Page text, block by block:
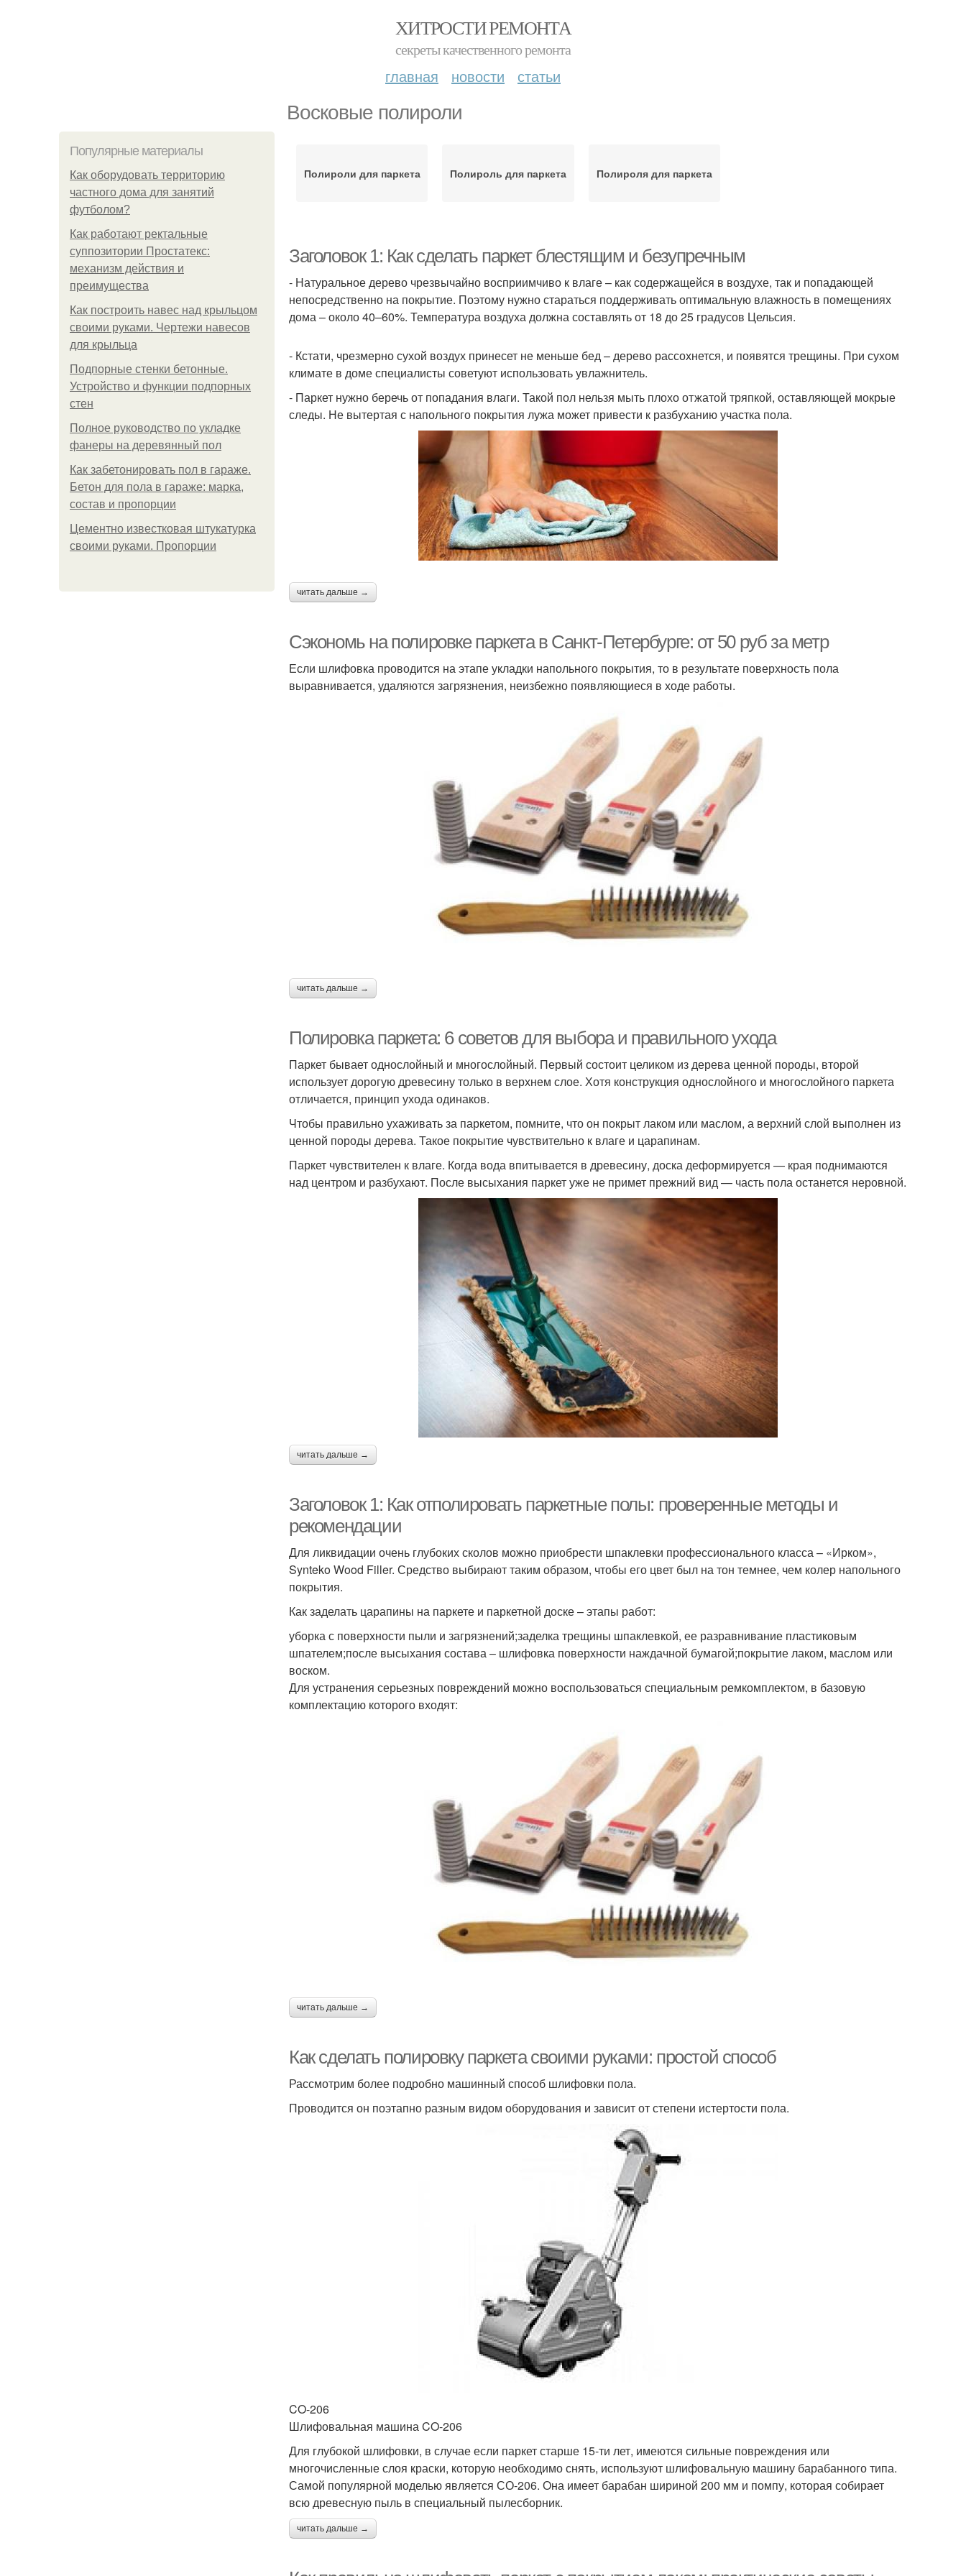
ХИТРОСТИ РЕМОНТА
секреты качественного ремонта
главная новости статьи
Восковые полироли
Популярные материалы
Как оборудовать территорию
частного дома для занятий
футболом?
Как работают ректальные
суппозитории Простатекс:
механизм действия и
преимущества
Как построить навес над крыльцом
своими руками. Чертежи навесов
для крыльца
Подпорные стенки бетонные.
Устройство и функции подпорных
стен
Полное руководство по укладке
фанеры на деревянный пол
Как забетонировать пол в гараже.
Бетон для пола в гараже: марка,
состав и пропорции
Цементно известковая штукатурка
своими руками. Пропорции
Полироли для паркета Полироль для паркета Полироля для паркета
Заголовок 1: Как сделать паркет блестящим и безупречным
- Натуральное дерево чрезвычайно восприимчиво к влаге – как содержащейся в воздухе, так и попадающей
непосредственно на покрытие. Поэтому нужно стараться поддерживать оптимальную влажность в помещениях
дома – около 40–60%. Температура воздуха должна составлять от 18 до 25 градусов Цельсия.
- Кстати, чрезмерно сухой воздух принесет не меньше бед – дерево рассохнется, и появятся трещины. При сухом
климате в доме специалисты советуют использовать увлажнитель.
- Паркет нужно беречь от попадания влаги. Такой пол нельзя мыть плохо отжатой тряпкой, оставляющей мокрые
следы. Не вытертая с напольного покрытия лужа может привести к разбуханию участка пола.
читать дальше →
Сэкономь на полировке паркета в Санкт-Петербурге: от 50 руб за метр
Если шлифовка проводится на этапе укладки напольного покрытия, то в результате поверхность пола
выравнивается, удаляются загрязнения, неизбежно появляющиеся в ходе работы.
читать дальше →
Полировка паркета: 6 советов для выбора и правильного ухода
Паркет бывает однослойный и многослойный. Первый состоит целиком из дерева ценной породы, второй
использует дорогую древесину только в верхнем слое. Хотя конструкция однослойного и многослойного паркета
отличается, принцип ухода одинаков.
Чтобы правильно ухаживать за паркетом, помните, что он покрыт лаком или маслом, а верхний слой выполнен из
ценной породы дерева. Такое покрытие чувствительно к влаге и царапинам.
Паркет чувствителен к влаге. Когда вода впитывается в древесину, доска деформируется — края поднимаются
над центром и разбухают. После высыхания паркет уже не примет прежний вид — часть пола останется неровной.
читать дальше →
Заголовок 1: Как отполировать паркетные полы: проверенные методы и
рекомендации
Для ликвидации очень глубоких сколов можно приобрести шпаклевки профессионального класса – «Ирком»,
Synteko Wood Filler. Средство выбирают таким образом, чтобы его цвет был на тон темнее, чем колер напольного
покрытия.
Как заделать царапины на паркете и паркетной доске – этапы работ:
уборка с поверхности пыли и загрязнений;заделка трещины шпаклевкой, ее разравнивание пластиковым
шпателем;после высыхания состава – шлифовка поверхности наждачной бумагой;покрытие лаком, маслом или
воском.
Для устранения серьезных повреждений можно воспользоваться специальным ремкомплектом, в базовую
комплектацию которого входят:
читать дальше →
Как сделать полировку паркета своими руками: простой способ
Рассмотрим более подробно машинный способ шлифовки пола.
Проводится он поэтапно разным видом оборудования и зависит от степени истертости пола.
CO-206
Шлифовальная машина CO-206
Для глубокой шлифовки, в случае если паркет старше 15-ти лет, имеются сильные повреждения или
многочисленные слоя краски, которую необходимо снять, используют шлифовальную машину барабанного типа.
Самой популярной моделью является СО-206. Она имеет барабан шириной 200 мм и помпу, которая собирает
всю древесную пыль в специальный пылесборник.
читать дальше →